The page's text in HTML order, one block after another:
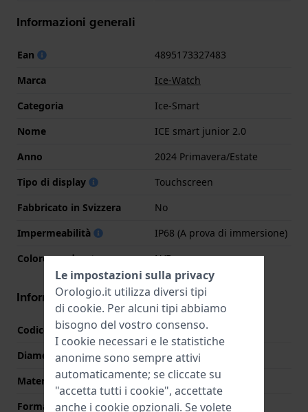
Informazioni generali
Ean
4895173327483
Marca
Ice-Watch
Categoria
Ice-Smart
Nome
ICE smart junior 2.0
Anno
2024 Primavera/Estate
Tipo di display
Touchscreen
Fabbricato in Svizzera
No
Impermeabilità
IP68 (A prova di immersione)
Colore quadrante
N/D
Informazioni della cassa
Codice cassa
022801
Diametro
36 mm
Materiale cassa
Resina
Forma della cassa
Rettangolare
Le impostazioni sulla privacy
Orologio.it utilizza diversi tipi
di cookie. Per alcuni tipi abbiamo
bisogno del vostro consenso.
I cookie necessari e le statistiche
anonime sono sempre attivi
automaticamente; se cliccate su
"accetta tutti i cookie", accettate
anche i cookie opzionali. Se volete